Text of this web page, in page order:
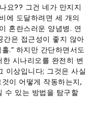
요?? 그건 네가 만지지
에 도달하려면 세 개의
혼란스러운 양념병. 연
은 접근성이 좋지 않아
.” 하지만 간단하면서도
시나리오를 완전히 변
이상입니다; 그것은 사실
이 어떻게 작동하는지,
수 있는 방법을 탐구할